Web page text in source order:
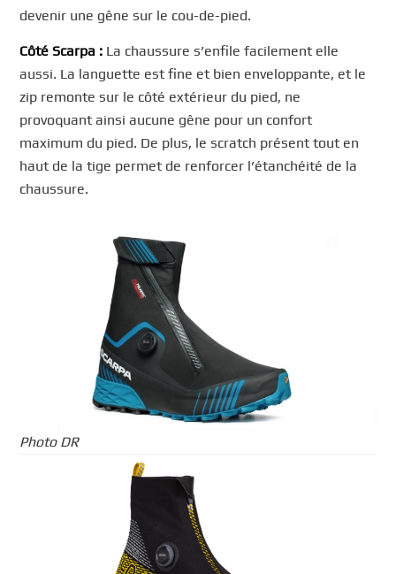
devenir une gêne sur le cou-de-pied.
Côté Scarpa : La chaussure s’enfile facilement elle
aussi. La languette est fine et bien enveloppante, et le
zip remonte sur le côté extérieur du pied, ne
provoquant ainsi aucune gêne pour un confort
maximum du pied. De plus, le scratch présent tout en
haut de la tige permet de renforcer l’étanchéité de la
chaussure.
Photo DR